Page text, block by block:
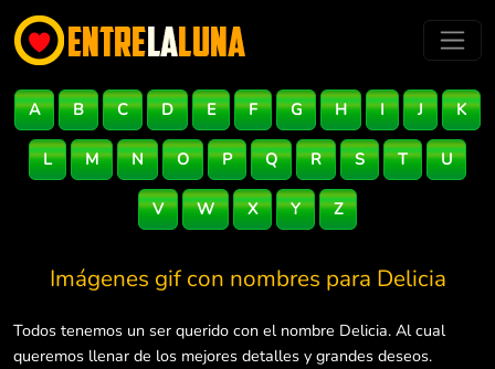
A B C D E F G H I J K
L M N O P Q R S T U
V W X Y Z
Imágenes gif con nombres para Delicia
Todos tenemos un ser querido con el nombre Delicia. Al cual
queremos llenar de los mejores detalles y grandes deseos.